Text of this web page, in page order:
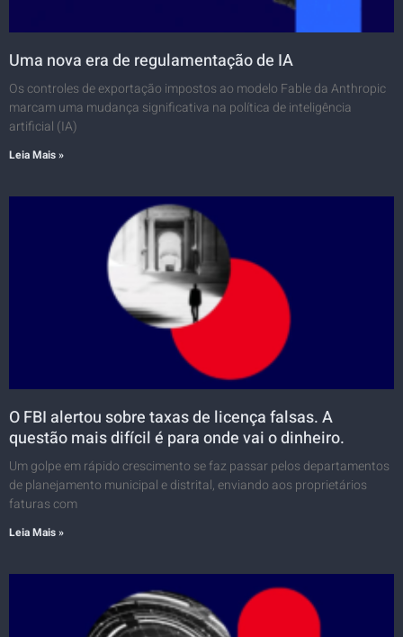
Uma nova era de regulamentação de IA
Os controles de exportação impostos ao modelo Fable da Anthropic
marcam uma mudança significativa na política de inteligência
artificial (IA)
Leia Mais »
O FBI alertou sobre taxas de licença falsas. A
questão mais difícil é para onde vai o dinheiro.
Um golpe em rápido crescimento se faz passar pelos departamentos
de planejamento municipal e distrital, enviando aos proprietários
faturas com
Leia Mais »